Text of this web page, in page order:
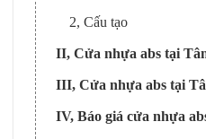
2, Cấu tạo
II, Cửa nhựa abs tại
III, Cửa nhựa abs tại
IV, Báo giá cửa nhựa